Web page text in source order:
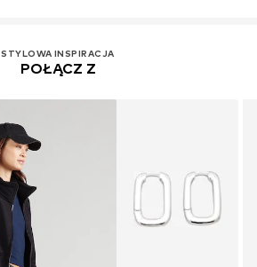
STYLOWA INSPIRACJA
POŁĄCZ Z